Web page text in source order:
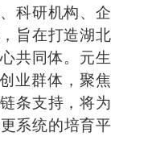
科研机构、企
旨在打造湖北
共同体。元生
业群体，聚焦
条支持，将为
系统的培育平